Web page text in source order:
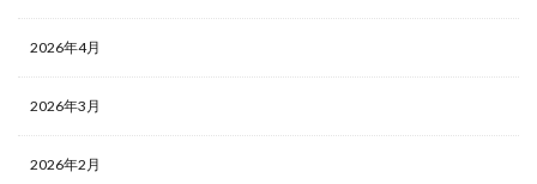
2026年4月
2026年3月
2026年2月